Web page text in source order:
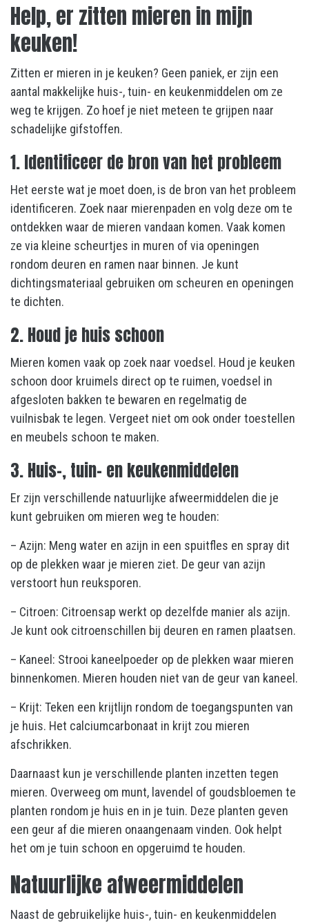
Help, er zitten mieren in mijn
keuken!
Zitten er mieren in je keuken? Geen paniek, er zijn een
aantal makkelijke huis-, tuin- en keukenmiddelen om ze
weg te krijgen. Zo hoef je niet meteen te grijpen naar
schadelijke gifstoffen.
1. Identificeer de bron van het probleem
Het eerste wat je moet doen, is de bron van het probleem
identificeren. Zoek naar mierenpaden en volg deze om te
ontdekken waar de mieren vandaan komen. Vaak komen
ze via kleine scheurtjes in muren of via openingen
rondom deuren en ramen naar binnen. Je kunt
dichtingsmateriaal gebruiken om scheuren en openingen
te dichten.
2. Houd je huis schoon
Mieren komen vaak op zoek naar voedsel. Houd je keuken
schoon door kruimels direct op te ruimen, voedsel in
afgesloten bakken te bewaren en regelmatig de
vuilnisbak te legen. Vergeet niet om ook onder toestellen
en meubels schoon te maken.
3. Huis-, tuin- en keukenmiddelen
Er zijn verschillende natuurlijke afweermiddelen die je
kunt gebruiken om mieren weg te houden:
– Azijn: Meng water en azijn in een spuitfles en spray dit
op de plekken waar je mieren ziet. De geur van azijn
verstoort hun reuksporen.
– Citroen: Citroensap werkt op dezelfde manier als azijn.
Je kunt ook citroenschillen bij deuren en ramen plaatsen.
– Kaneel: Strooi kaneelpoeder op de plekken waar mieren
binnenkomen. Mieren houden niet van de geur van kaneel.
– Krijt: Teken een krijtlijn rondom de toegangspunten van
je huis. Het calciumcarbonaat in krijt zou mieren
afschrikken.
Daarnaast kun je verschillende planten inzetten tegen
mieren. Overweeg om munt, lavendel of goudsbloemen te
planten rondom je huis en in je tuin. Deze planten geven
een geur af die mieren onaangenaam vinden. Ook helpt
het om je tuin schoon en opgeruimd te houden.
Natuurlijke afweermiddelen
Naast de gebruikelijke huis-, tuin- en keukenmiddelen